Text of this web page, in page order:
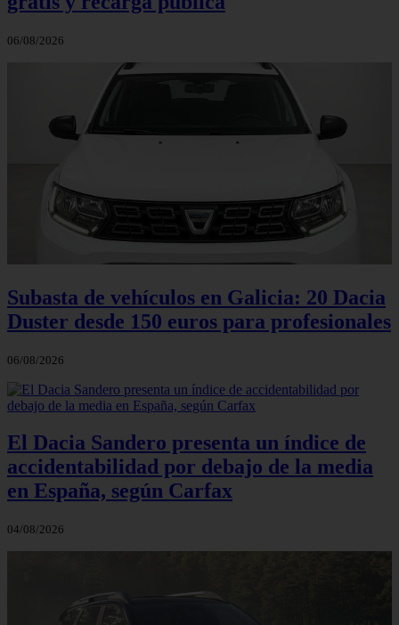
06/08/2026
Subasta de vehículos en Galicia: 20 Dacia
Duster desde 150 euros para profesionales
06/08/2026
El Dacia Sandero presenta un índice de
accidentabilidad por debajo de la media
en España, según Carfax
04/08/2026